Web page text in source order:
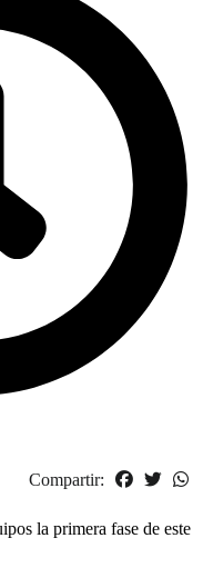
Compartir:
la primera fase de este